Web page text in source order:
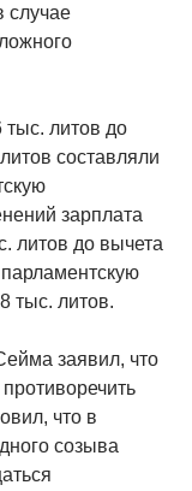
случае
литов до
составляли
зарплата
литов до вычета
тыс. литов.
заявил, что
что в
созыва